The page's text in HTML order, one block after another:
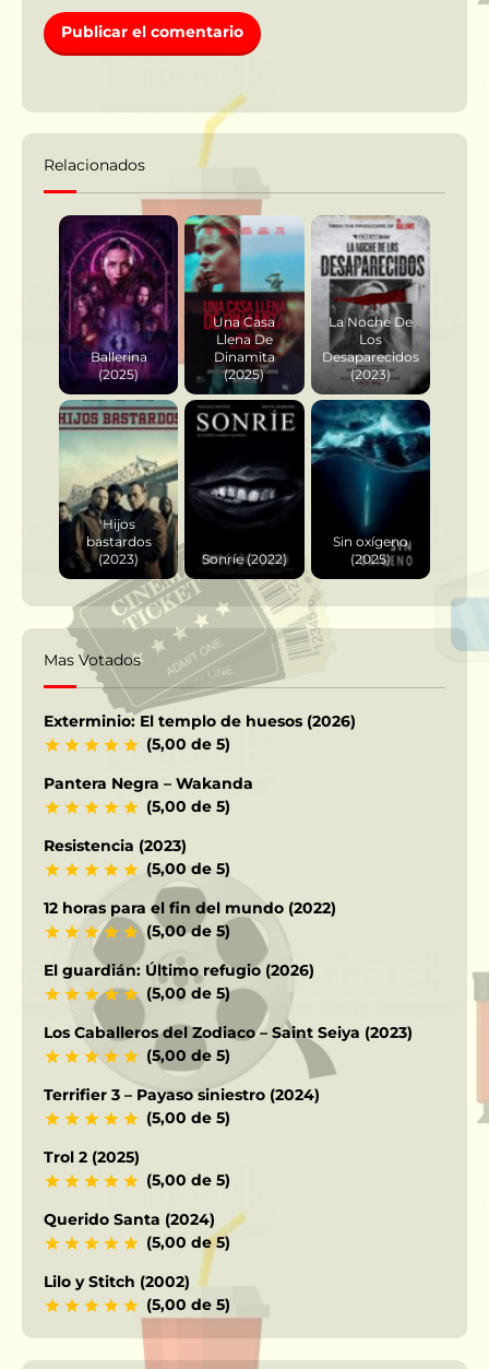
Relacionados
Ballerina
(2025)
Una Casa
Llena De
Dinamita
(2025)
La Noche De
Los
Desaparecidos
(2023)
Hijos
bastardos
(2023)
Sonríe (2022)
Sin oxígeno
(2025)
Mas Votados
Exterminio: El templo de huesos (2026)
(5,00 de 5)
Pantera Negra – Wakanda
(5,00 de 5)
Resistencia (2023)
(5,00 de 5)
12 horas para el fin del mundo (2022)
(5,00 de 5)
El guardián: Último refugio (2026)
(5,00 de 5)
Los Caballeros del Zodiaco – Saint Seiya (2023)
(5,00 de 5)
Terrifier 3 – Payaso siniestro (2024)
(5,00 de 5)
Trol 2 (2025)
(5,00 de 5)
Querido Santa (2024)
(5,00 de 5)
Lilo y Stitch (2002)
(5,00 de 5)